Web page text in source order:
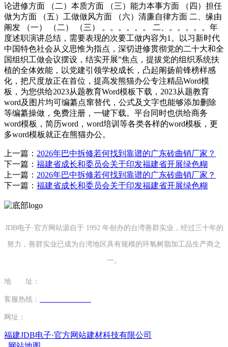
论进修方面 （二）本质方面 （三）能力本事方面 （四）担任
做为方面 （五）工做做风方面 （六）清廉自律方面 二、缘由
阐发 （一） （二） （三） 。。。。。。 二、。。。。。年
度述职演讲总结，需要表现的次要工做内容为1。以习新时代
中国特色社会从义思惟为指点，深切进修贯彻党的二十大和全
国组织工做会议摆设，结实开展”焦点，提拔党的组织系统扶
植的全体效能，以党建引领学校成长，凸起阐扬前锋榜样感
化，把尺度放正在首位，提高发熊猫办公专注精品Word模
板，为您供给2023从题教育Word模板下载，2023从题教育
word及图片均可编纂点窜替代，公式及文字也能够添加删除
等编纂操做，免费注册，一键下载。平台同时也供给商务
word模板，简历word，word培训等各类各样的word模板，更
多word模板就正在熊猫办公。
上一篇： 2026年巴中拆修若何找到靠谱的广东砖曲销厂家？
下一篇： 福建省成长和委员会关于印发福建省开展绿色糊
上一篇： 2026年巴中拆修若何找到靠谱的广东砖曲销厂家？
下一篇： 福建省成长和委员会关于印发福建省开展绿色糊
JDB电子·官方网站源自于 1992 年创办的台湾善群实业，经过三十年的
努力，善群实业已成为台湾地区具有规模的环氧树脂加工品生产商之
一。
地 址：
客服热线：
网址：
福建JDB电子·官方网站建材科技有限公司